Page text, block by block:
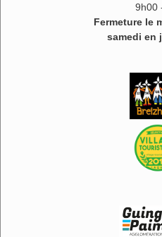
9h00
Fermeture le
samedi en